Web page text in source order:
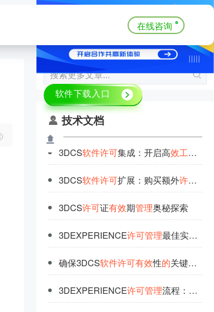
在线咨询
技术文档
3DCS软件许可集成：开启高效工作
3DCS软件许可扩展：购买额外许可
3DCS许可证有效期管理奥秘探索
3DEXPERIENCE许可管理最佳实践：高
确保3DCS软件许可有效性的关键步骤
3DEXPERIENCE许可管理流程：高